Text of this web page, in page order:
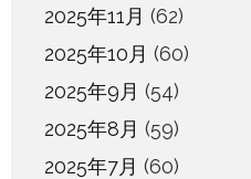
2025年11月 (62)
2025年10月 (60)
2025年9月 (54)
2025年8月 (59)
2025年7月 (60)